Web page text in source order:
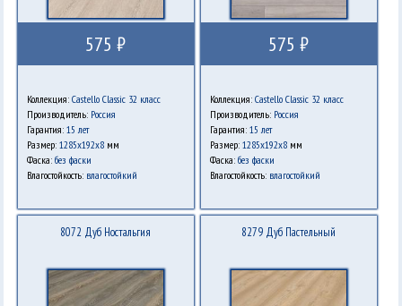
575 ₽
Коллекция: Castello Classic 32 класс
Производитель: Россия
Гарантия: 15 лет
Размер: 1285х192х8мм
Фаска: без фаски
Влагостойкость: влагостойкий
575 ₽
Коллекция: Castello Classic 32 класс
Производитель: Россия
Гарантия: 15 лет
Размер: 1285х192х8мм
Фаска: без фаски
Влагостойкость: влагостойкий
8072 Дуб Ностальгия 8279 Дуб Пастельный